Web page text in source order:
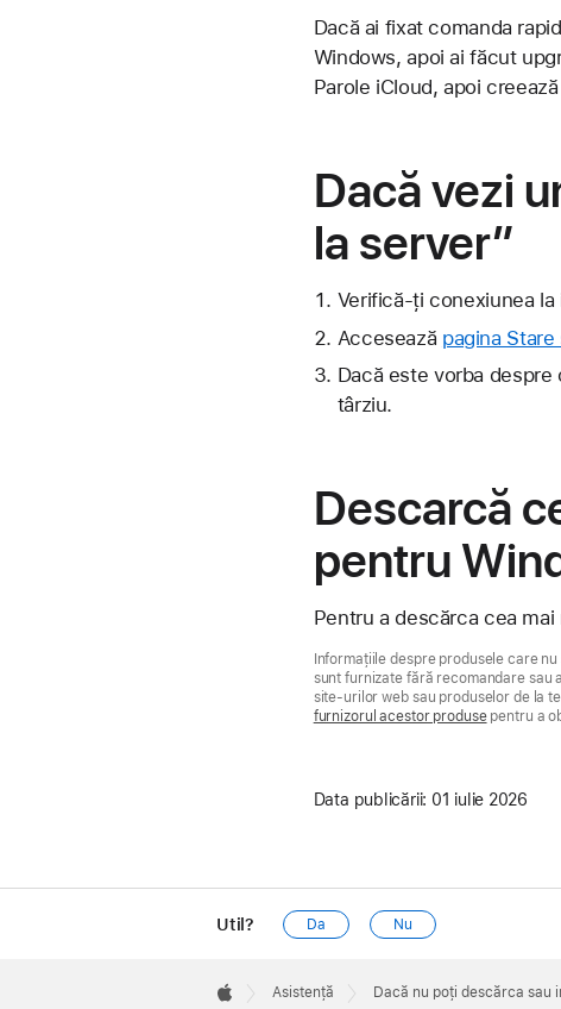
Dacă ai fixat comanda
Windows, apoi ai făcut
Parole iCloud, apoi
Dacă vezi
la server”
Verifică-ți conexiunea la
Accesează pagina
Dacă este vorba
târziu.
Descarcă
pentru
Pentru a descărca cea
Informațiile despre produsele care
sunt furnizate fără recomandare sau
site-urilor web sau produselor de la
furnizorul acestor produsepentru a
Data publicării: 01 iulie 2026
Util? Da Nu
Footer

Asistență Dacă nu poți descărca sau